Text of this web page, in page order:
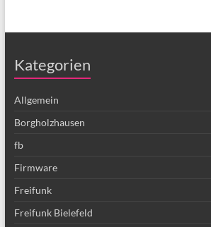
Kategorien
Allgemein
Borgholzhausen
fb
Firmware
Freifunk
Freifunk Bielefeld